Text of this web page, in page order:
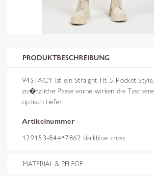
PRODUKTBESCHREIBUNG
94STACY ist ein Straight Fit 5-Pocket
zu�tzliche Passe vorne wirken die
optisch tiefer.
Artikelnummer
129153-844*7862 darkblue cross
MATERIAL & PFLEGE